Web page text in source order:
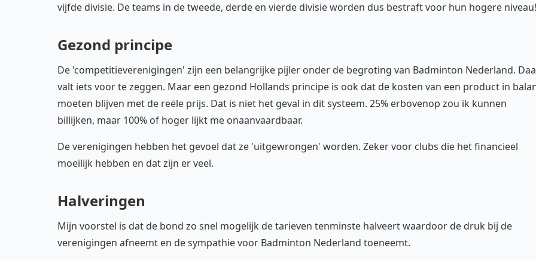
vijfde divisie. De teams in de tweede, derde en vierde divisie worden dus bestraft voor hun hogere niveau!
Gezond principe
De 'competitieverenigingen' zijn een belangrijke pijler onder de begroting van Badminton Nederland.
valt iets voor te zeggen. Maar een gezond Hollands principe is ook dat de kosten van een product in
moeten blijven met de reële prijs. Dat is niet het geval in dit systeem. 25% erbovenop zou ik kunnen
billijken, maar 100% of hoger lijkt me onaanvaardbaar.
De verenigingen hebben het gevoel dat ze 'uitgewrongen' worden. Zeker voor clubs die het financieel
moeilijk hebben en dat zijn er veel.
Halveringen
Mijn voorstel is dat de bond zo snel mogelijk de tarieven tenminste halveert waardoor de druk bij de
verenigingen afneemt en de sympathie voor Badminton Nederland toeneemt.